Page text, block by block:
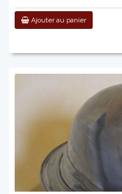
Ajouter au panier